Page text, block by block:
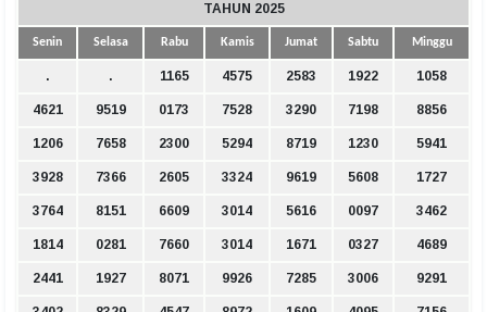
TAHUN 2025
Senin Selasa Rabu Kamis Jumat Sabtu Minggu
. . 1165 4575 2583 1922 1058
4621 9519 0173 7528 3290 7198 8856
1206 7658 2300 5294 8719 1230 5941
3928 7366 2605 3324 9619 5608 1727
3764 8151 6609 3014 5616 0097 3462
1814 0281 7660 3014 1671 0327 4689
2441 1927 8071 9926 7285 3006 9291